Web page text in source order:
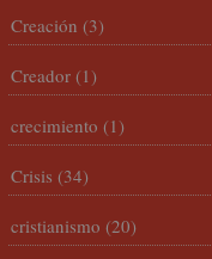
Creación (3)
Creador (1)
crecimiento (1)
Crisis (34)
cristianismo (20)